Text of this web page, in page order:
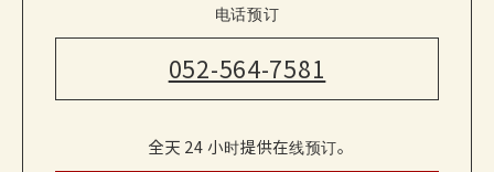
电话预订
052-564-7581
全天 24 小时提供在线预订。